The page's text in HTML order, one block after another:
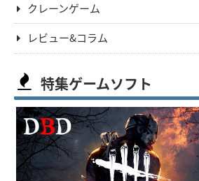
クレーンゲーム
レビュー&コラム
特集ゲームソフト